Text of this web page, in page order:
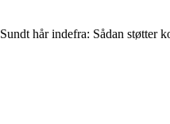
Sundt hår indefra: Sådan støtter